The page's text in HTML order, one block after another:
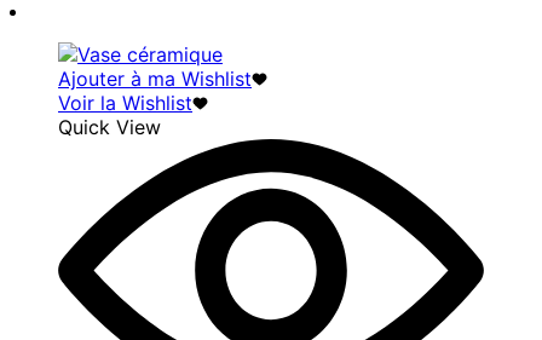
Ajouter à ma Wishlist
Voir la Wishlist
Quick View